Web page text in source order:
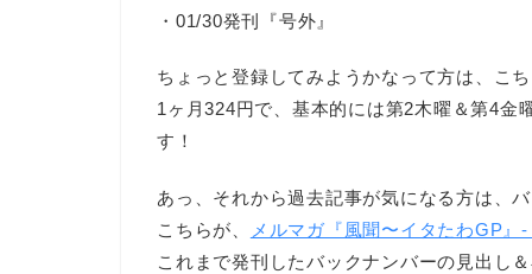
・01/30発刊『号外』
ちょっと登録してみようかなって方は、こ
1ヶ月324円で、基本的には第2木曜＆第4
す！
あっ、それから過去記事が気になる方は、
こちらが、
メルマガ『風聞〜イタたわGP』
これまで発刊したバックナンバーの見出し